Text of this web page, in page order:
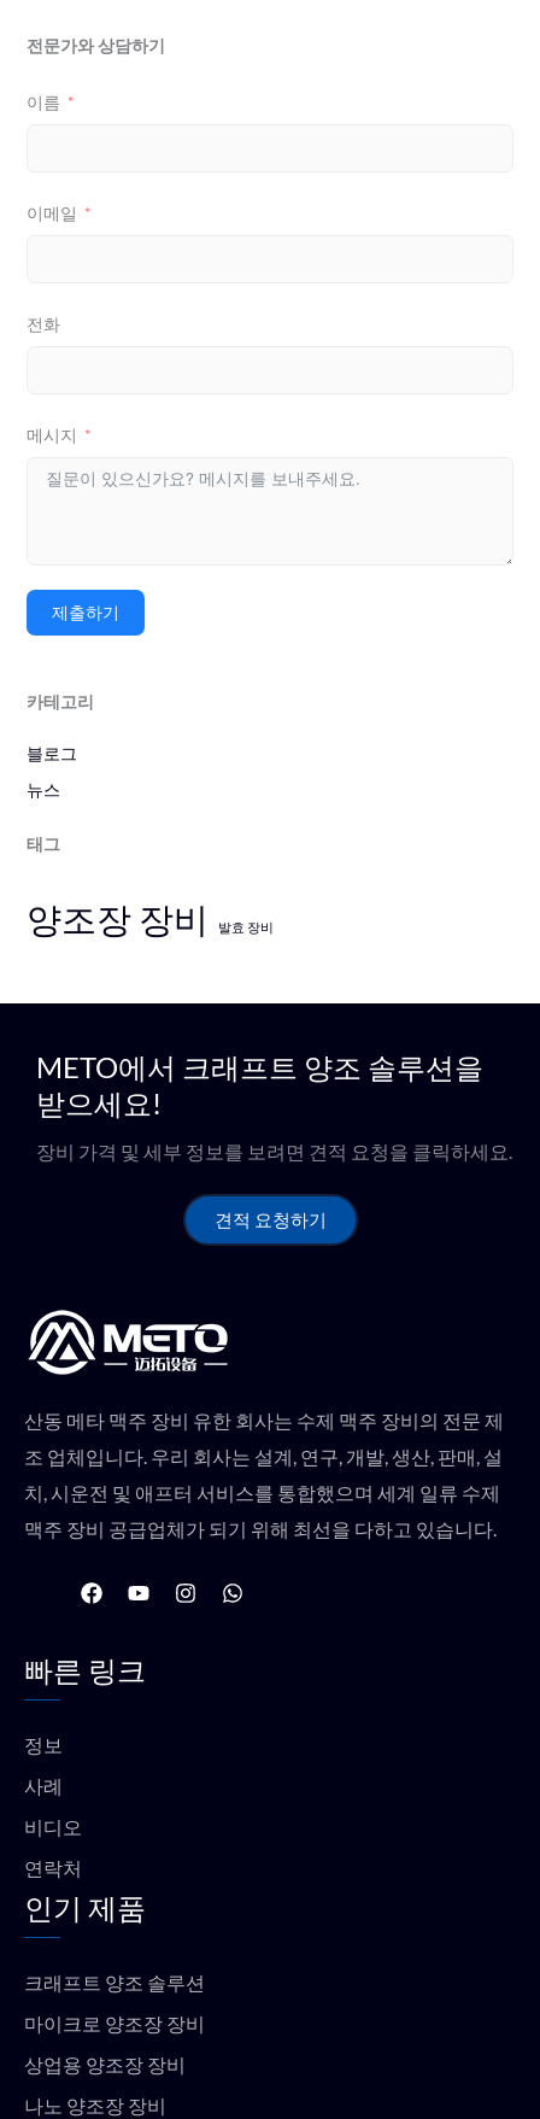
전문가와 상담하기
이름
이메일
전화
메시지
제출하기
카테고리
블로그
뉴스
태그
양조장 장비 발효 장비
METO에서 크래프트 양조 솔루션을
받으세요!
장비 가격 및 세부 정보를 보려면 견적 요청을 클릭하세요.
견적 요청하기
산동 메타 맥주 장비 유한 회사는 수제 맥주 장비의 전문 제
조 업체입니다. 우리 회사는 설계, 연구, 개발, 생산, 판매, 설
치, 시운전 및 애프터 서비스를 통합했으며 세계 일류 수제
맥주 장비 공급업체가 되기 위해 최선을 다하고 있습니다.
F
a
b
o
유
튜
인
스
W
h
빠른 링크
정보
사례
비디오
연락처
인기 제품
크래프트 양조 솔루션
마이크로 양조장 장비
상업용 양조장 장비
나노 양조장 장비